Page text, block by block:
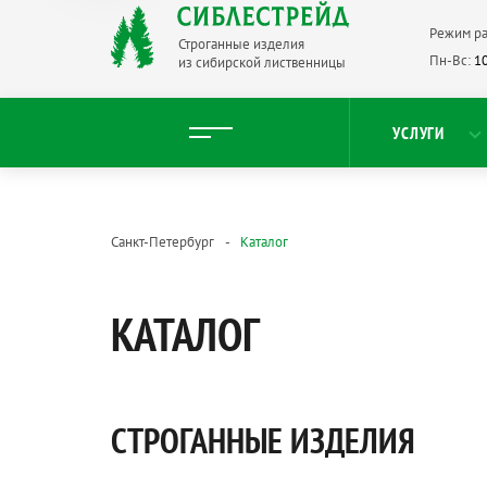
Строганные изделия
из сибирской лиственницы
УСЛУГИ
Режим
Пн-Вс:
Санкт-Петербург Каталог
КАТАЛОГ
СТРОГАННЫЕ ИЗДЕЛИЯ